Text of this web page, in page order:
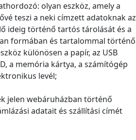
olyan eszköz, amely a
teszi a neki címzett adatoknak az
ideig történő tartós tárolását és a
formában és tartalommal történő
különösen a papír, az USB
a memória kártya, a számítógép
levél;
jelen webáruházban történő
adatait és szállítási címét